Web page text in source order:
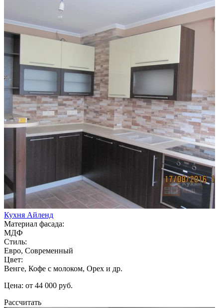
Кухня Айленд
Материал фасада:
МДФ
Стиль:
Евро, Современный
Цвет:
Венге, Кофе с молоком, Орех и др.
Цена: от 44 000 руб.
Рассчитать